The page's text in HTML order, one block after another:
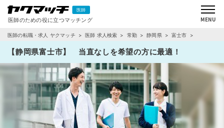
医師の転職・求人 ヤクマッチ 医師 求人検索 常勤 静岡県 富士市
求人詳細
【静岡県富士市】 当直なしを希望の方に最適！